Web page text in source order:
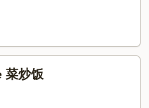
菜炒饭